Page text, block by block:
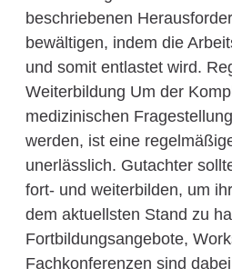
beschriebenen
bewältigen, indem die
und somit entlastet wird.
Weiterbildung Um der
medizinischen
werden, ist eine
unerlässlich. Gutachter
fort- und weiterbilden, um
dem aktuellsten Stand zu
Fortbildungsangebote,
Fachkonferenzen sind